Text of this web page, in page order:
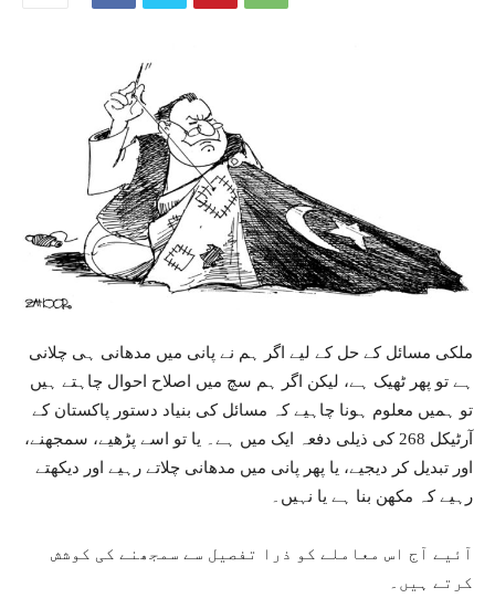
ملکی مسائل کے حل کے لیے اگر ہم نے پانی میں مدھانی ہی چلانی
ہے تو پھر ٹھیک ہے، لیکن اگر ہم سچ میں اصلاح احوال چاہتے ہیں
تو ہمیں معلوم ہونا چاہیے کہ مسائل کی بنیاد دستور پاکستان کے
آرٹیکل 268 کی ذیلی دفعہ ایک میں ہے۔ یا تو اسے پڑھیے، سمجھنے،
اور تبدیل کر دیجیے، یا پھر پانی میں مدھانی چلاتے رہیے اور دیکھتے
رہیے کہ مکھن بنا ہے یا نہیں۔
آئیے آج اس معاملے کو ذرا تفصیل سے سمجھنے کی کوشش
کرتے ہیں۔